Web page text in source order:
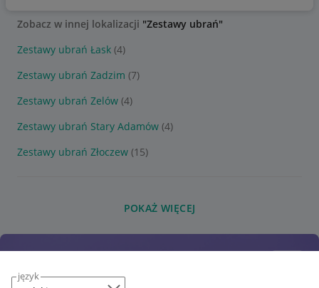
język
Zobacz w innej lokalizacji "Zestawy ubrań"
Zestawy ubrań Łask (4)
Zestawy ubrań Zadzim (7)
Zestawy ubrań Zelów (4)
Zestawy ubrań Stary Adamów (4)
Zestawy ubrań Złoczew (15)
POKAŻ WIĘCEJ